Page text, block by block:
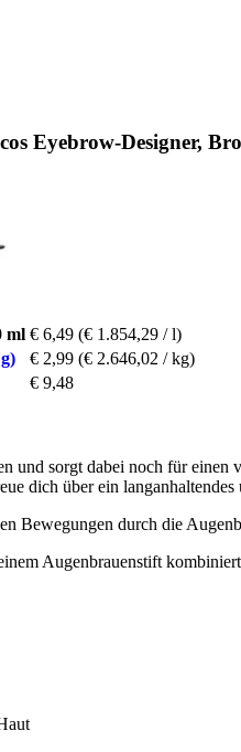
Eyebrow-Designer,
ml € 6,49 (€ 1.854,29 / l)
€ 2,99 (€ 2.646,02 / kg)
€ 9,48
und sorgt dabei noch für
dich über ein
Bewegungen durch die
Augenbrauenstift